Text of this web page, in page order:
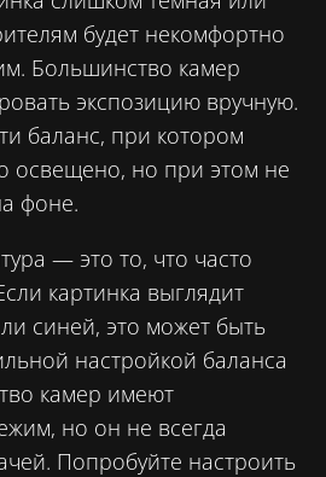
будет некомфортно
Большинство камер
экспозицию вручную.
баланс, при котором
освещено, но при этом не
фоне.
— это то, что часто
картинка выглядит
синей, это может быть
настройкой баланса
камер имеют
но он не всегда
Попробуйте настроить